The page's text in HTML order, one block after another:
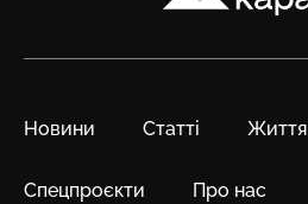
Новини Статті Життя
Спецпроєкти Про нас